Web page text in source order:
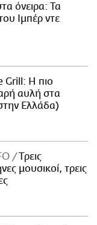
όνειρα: Τα
Ιμπέρ ντε
Grill: Η πιο
αυλή στα
Ελλάδα)
Tρεις
μουσικοί, τρεις